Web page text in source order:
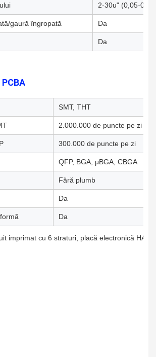
2-30u" (0,05-
gaură îngropată Da
Da
SMT, THT
2.000.000 de puncte pe zi
300.000 de puncte pe zi
QFP, BGA, μBGA, CBGA
Fără plumb
Da
Da